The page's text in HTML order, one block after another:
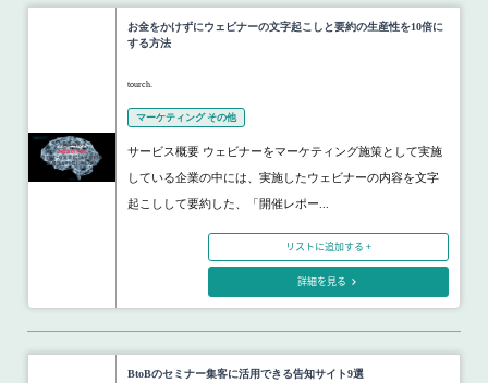
お金をかけずにウェビナーの文字起こしと要約の生産性を10倍に
する方法
tourch.
マーケティング その他
サービス概要 ウェビナーをマーケティング施策として実施
している企業の中には、実施したウェビナーの内容を文字
起こしして要約した、「開催レポー...
リストに追加する +
詳細を見る
BtoBのセミナー集客に活用できる告知サイト9選